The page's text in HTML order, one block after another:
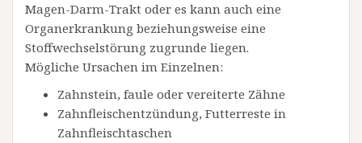
Magen-Darm-Trakt oder es kann auch eine
Organerkrankung beziehungsweise eine
Stoffwechselstörung zugrunde liegen.
Mögliche Ursachen im Einzelnen:
Zahnstein, faule oder vereiterte Zähne
Zahnfleischentzündung, Futterreste in
Zahnfleischtaschen